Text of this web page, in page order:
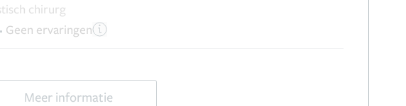
chirurg
Geen ervaringen
Meer informatie